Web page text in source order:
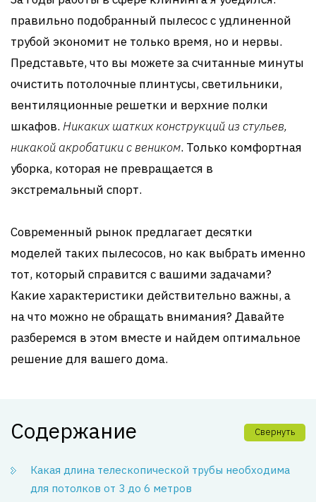
правильно подобранный пылесос с удлиненной
трубой экономит не только время, но и нервы.
Представьте, что вы можете за считанные минуты
очистить потолочные плинтусы, светильники,
вентиляционные решетки и верхние полки
шкафов. Никаких шатких конструкций из стульев,
никакой акробатики с веником. Только комфортная
уборка, которая не превращается в
экстремальный спорт.
Современный рынок предлагает десятки
моделей таких пылесосов, но как выбрать именно
тот, который справится с вашими задачами?
Какие характеристики действительно важны, а
на что можно не обращать внимания? Давайте
разберемся в этом вместе и найдем оптимальное
решение для вашего дома.
Содержание Свернуть
Какая длина телескопической трубы необходима
для потолков от 3 до 6 метров